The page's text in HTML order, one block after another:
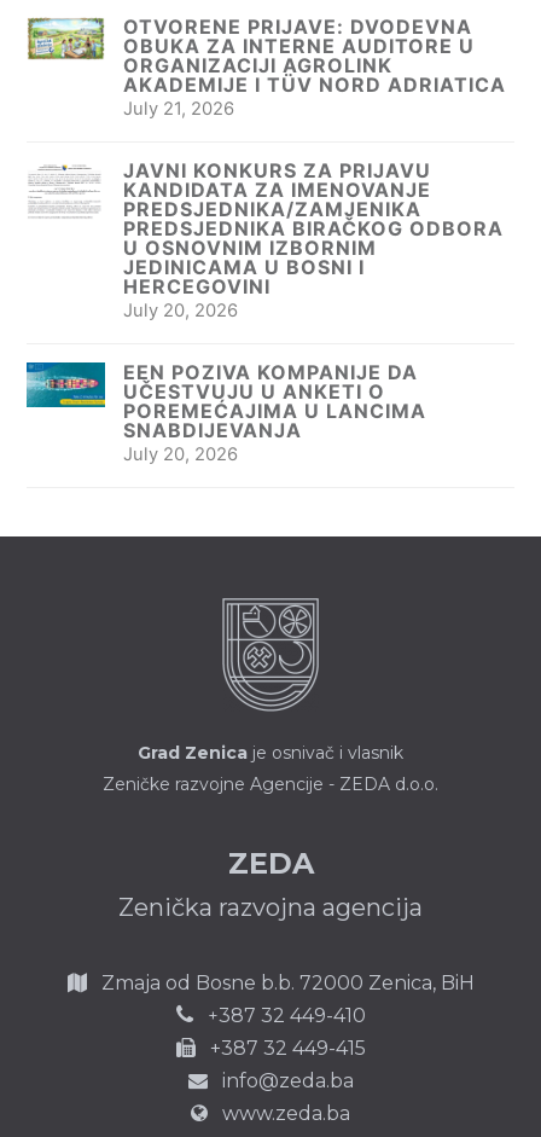
OTVORENE PRIJAVE: DVODEVNA
OBUKA ZA INTERNE AUDITORE U
ORGANIZACIJI AGROLINK
AKADEMIJE I TÜV NORD ADRIATICA
July 21, 2026
JAVNI KONKURS ZA PRIJAVU
KANDIDATA ZA IMENOVANJE
PREDSJEDNIKA/ZAMJENIKA
PREDSJEDNIKA BIRAČKOG ODBORA
U OSNOVNIM IZBORNIM
JEDINICAMA U BOSNI I
HERCEGOVINI
July 20, 2026
EEN POZIVA KOMPANIJE DA
UČESTVUJU U ANKETI O
POREMEĆAJIMA U LANCIMA
SNABDIJEVANJA
July 20, 2026
Grad Zenica je osnivač i vlasnik
Zeničke razvojne Agencije - ZEDA d.o.o.
ZEDA
Zenička razvojna agencija
Zmaja od Bosne b.b. 72000 Zenica, BiH
+387 32 449-410
+387 32 449-415
info@zeda.ba
www.zeda.ba